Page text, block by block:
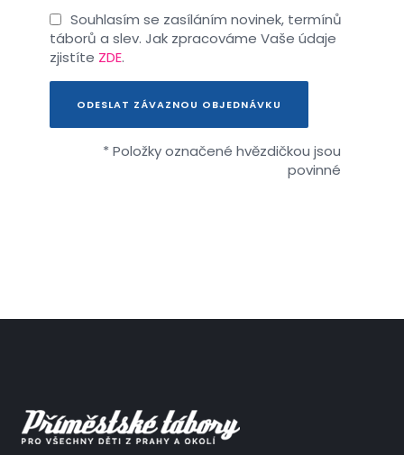
Souhlasím se zasíláním novinek, termínů
táborů a slev. Jak zpracováme Vaše údaje
zjistíte ZDE.
ODESLAT ZÁVAZNOU OBJEDNÁVKU
* Položky označené hvězdičkou jsou
povinné